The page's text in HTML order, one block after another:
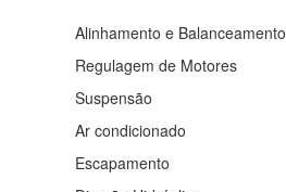
Alinhamento e Balanceamento
Regulagem de Motores
Suspensão
Ar condicionado
Escapamento